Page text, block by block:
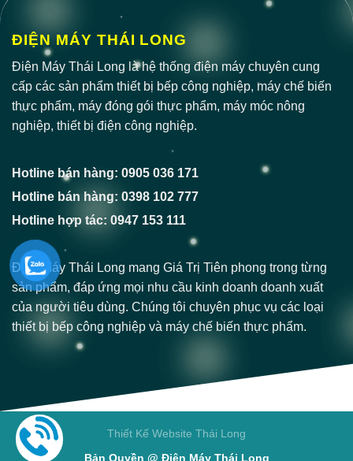
ĐIỆN MÁY THÁI LONG
Điện Máy Thái Long là hệ thống điện máy chuyên cung
cấp các sản phẩm thiết bị bếp công nghiệp, máy chế biến
thực phẩm, máy đóng gói thực phẩm, máy móc nông
nghiệp, thiết bị điện công nghiệp.
Hotline bán hàng: 0905 036 171
Hotline bán hàng: 0398 102 777
Hotline hợp tác: 0947 153 111
Điện Máy Thái Long mang Giá Trị Tiên phong trong từng
sản phẩm, đáp ứng mọi nhu cầu kinh doanh doanh xuất
của người tiêu dùng. Chúng tôi chuyên phục vụ các loại
thiết bị bếp công nghiệp và máy chế biến thực phẩm.
Thiết Kế Website Thái Long
Bản Quyền @ Điện Máy Thái Long